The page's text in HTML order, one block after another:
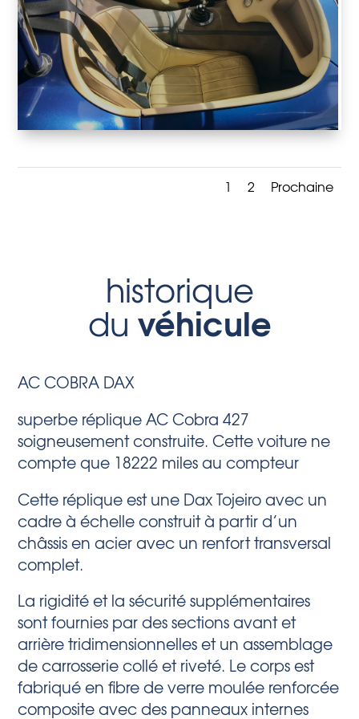
1 2 Prochaine
historique
du véhicule
AC COBRA DAX
superbe réplique AC Cobra 427
soigneusement construite. Cette voiture ne
compte que 18222 miles au compteur
Cette réplique est une Dax Tojeiro avec un
cadre à échelle construit à partir d’un
châssis en acier avec un renfort transversal
complet.
La rigidité et la sécurité supplémentaires
sont fournies par des sections avant et
arrière tridimensionnelles et un assemblage
de carrosserie collé et riveté. Le corps est
fabriqué en fibre de verre moulée renforcée
composite avec des panneaux internes